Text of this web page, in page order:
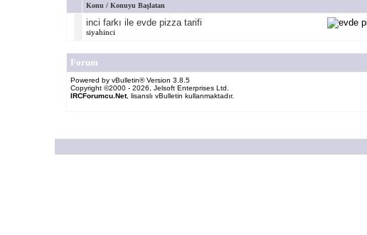
Konu / Konuyu Başlatan
inci farkı ile evde pizza tarifi
siyahinci
Forum
Powered by vBulletin® Version 3.8.5
Copyright ©2000 - 2026, Jelsoft Enterprises Ltd.
IRCForumcu.Net, lisanslı vBulletin kullanmaktadır.